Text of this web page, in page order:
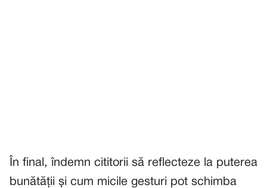
În final, îndemn cititorii să reflecteze la puterea
bunătății și cum micile gesturi pot schimba